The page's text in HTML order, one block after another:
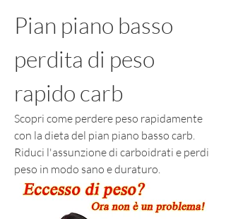
Pian piano basso
perdita di peso
rapido carb
Scopri come perdere peso rapidamente
con la dieta del pian piano basso carb.
Riduci l'assunzione di carboidrati e perdi
peso in modo sano e duraturo.